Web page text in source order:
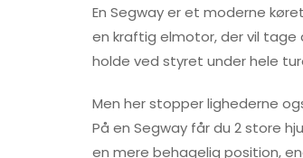
En Segway er et moderne
en kraftig elmotor, der vil tage
holde ved styret under hele
Men her stopper lighederne
På en Segway får du 2 store
en mere behagelig position,